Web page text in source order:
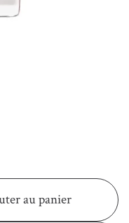
au panier